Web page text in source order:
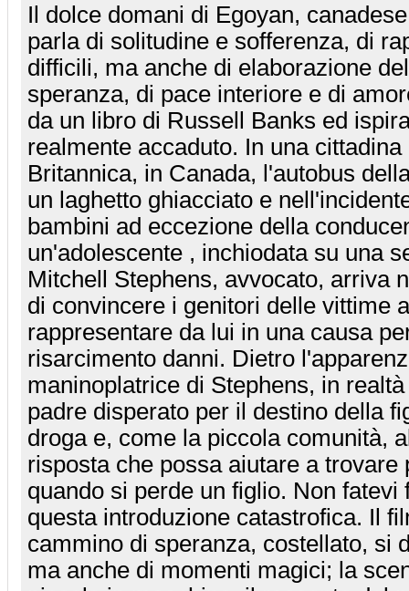
Il dolce domani di Egoyan,
parla di solitudine e sofferenza, di
difficili, ma anche di elaborazione
speranza, di pace interiore e di
da un libro di Russell Banks ed
realmente accaduto. In una
Britannica, in Canada, l'autobus
un laghetto ghiacciato e
bambini ad eccezione della
un'adolescente , inchiodata su una
Mitchell Stephens, avvocato, arriva
di convincere i genitori delle vittime
rappresentare da lui in una causa
risarcimento danni. Dietro
maninoplatrice di Stephens, in
padre disperato per il destino della
droga e, come la piccola comunità,
risposta che possa aiutare a trovare
quando si perde un figlio. Non fatevi
questa introduzione catastrofica. Il
cammino di speranza, costellato, si
ma anche di momenti magici; la